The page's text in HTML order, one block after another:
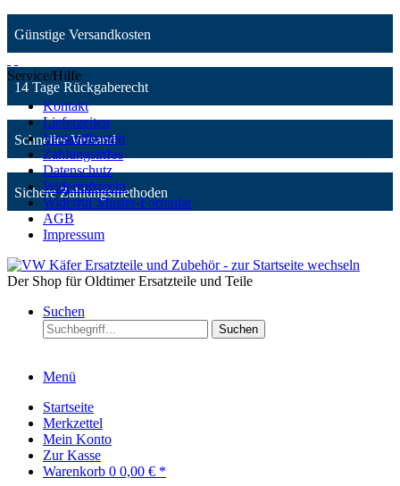
Günstige Versandkosten
14 Tage Rückgaberecht
Schneller Versand
Sichere Zahlungsmethoden
Service/Hilfe
Kontakt
Lieferzeiten
Versandkosten
Zahlungsinfos
Datenschutz
Widerrufsrecht
Widerruf Muster-Formular
AGB
Impressum
Der Shop für Oldtimer Ersatzteile und Teile
Suchen
Suchen
Menü
Startseite
Merkzettel
Mein Konto
Zur Kasse
Warenkorb 0 0,00 € *